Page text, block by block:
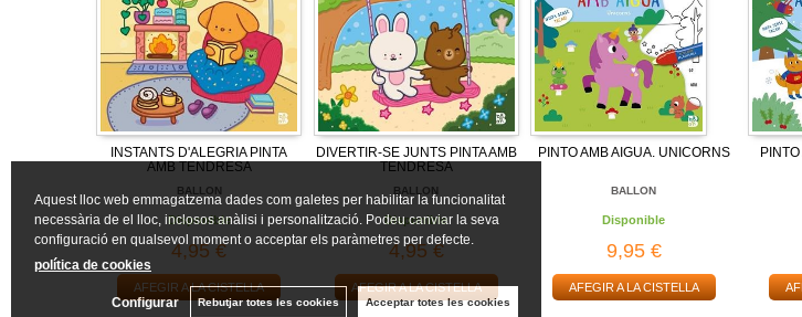
INSTANTS D'ALEGRIA PINTA
AMB TENDRESA
BALLON
Disponible
4,95 €
AFEGIR A LA CISTELLA
DIVERTIR-SE JUNTS PINTA AMB
TENDRESA
BALLON
Disponible
4,95 €
AFEGIR A LA CISTELLA
PINTO AMB AIGUA. UNICORNS
BALLON
Disponible
9,95 €
AFEGIR A LA CISTELLA
Aquest lloc web emmagatzema dades com galetes per habilitar la funcionalitat
necessària de el lloc, inclosos anàlisi i personalització. Podeu canviar la seva
configuració en qualsevol moment o acceptar els paràmetres per defecte.
política de cookies
Configurar Rebutjar totes les cookies Acceptar totes les cookies